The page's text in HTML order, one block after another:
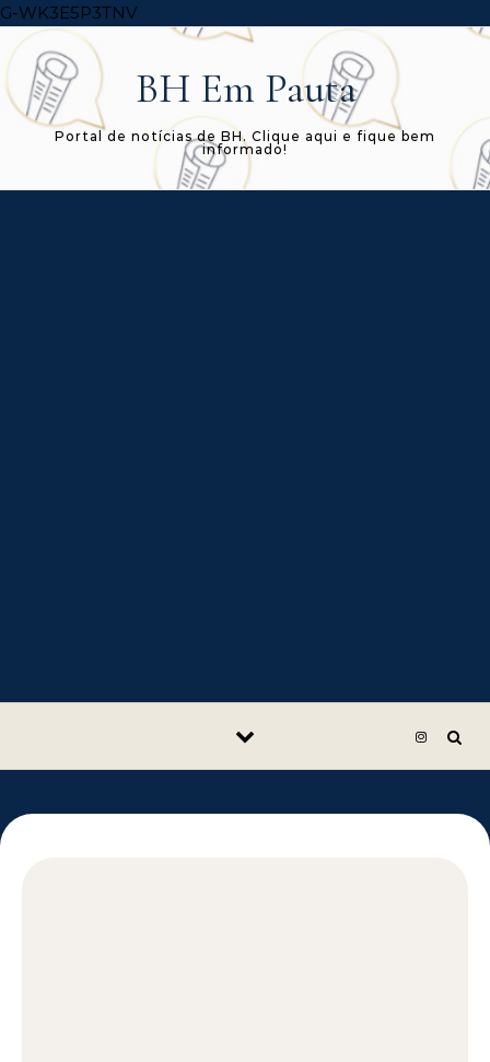
G-WK3E5P3TNVSkip to content
BH Em Pauta
Portal de notícias de BH. Clique aqui e fique bem
informado!